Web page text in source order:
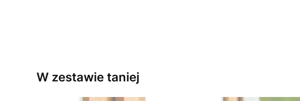
W zestawie taniej